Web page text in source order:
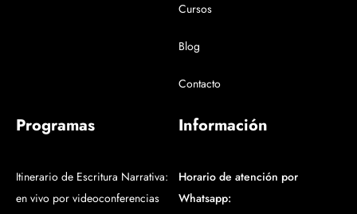
Cursos
Blog
Contacto
Programas
Itinerario de Escritura Narrativa:
en vivo por videoconferencias
Información
Horario de atención por
Whatsapp: